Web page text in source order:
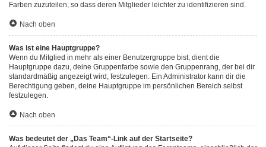
Farben zuzuteilen, so dass deren Mitglieder leichter zu identifizieren sind.
Nach oben
Was ist eine Hauptgruppe?
Wenn du Mitglied in mehr als einer Benutzergruppe bist, dient die
Hauptgruppe dazu, deine Gruppenfarbe sowie den Gruppenrang, der bei dir
standardmäßig angezeigt wird, festzulegen. Ein Administrator kann dir die
Berechtigung geben, deine Hauptgruppe im persönlichen Bereich selbst
festzulegen.
Nach oben
Was bedeutet der „Das Team“-Link auf der Startseite?